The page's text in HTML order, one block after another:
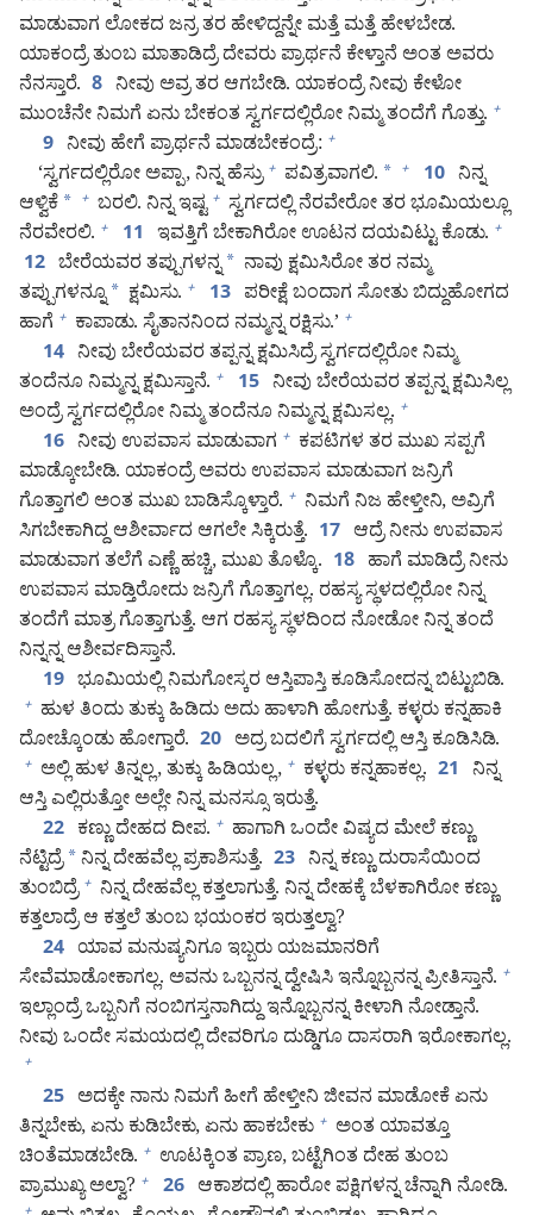
ಮಾಡುವಾಗ ಲೋಕದ ಜನ್ರ ತರ ಹೇಳಿದ್ದನ್ನೇ ಮತ್ತೆ ಮತ್ತೆ ಹೇಳಬೇಡ.
ಯಾಕಂದ್ರೆ ತುಂಬ ಮಾತಾಡಿದ್ರೆ ದೇವರು ಪ್ರಾರ್ಥನೆ ಕೇಳ್ತಾನೆ ಅಂತ ಅವರು
ನೆನಸ್ತಾರೆ. 8 ನೀವು ಅವ್ರ ತರ ಆಗಬೇಡಿ. ಯಾಕಂದ್ರೆ ನೀವು ಕೇಳೋ
ಮುಂಚೆನೇ ನಿಮಗೆ ಏನು ಬೇಕಂತ ಸ್ವರ್ಗದಲ್ಲಿರೋ ನಿಮ್ಮ ತಂದೆಗೆ ಗೊತ್ತು. +
9 ನೀವು ಹೇಗೆ ಪ್ರಾರ್ಥನೆ ಮಾಡಬೇಕಂದ್ರೆ: +
‘ಸ್ವರ್ಗದಲ್ಲಿರೋ ಅಪ್ಪಾ, ನಿನ್ನ ಹೆಸ್ರು + ಪವಿತ್ರವಾಗಲಿ. * + 10 ನಿನ್ನ
ಆಳ್ವಿಕೆ * + ಬರಲಿ. ನಿನ್ನ ಇಷ್ಟ + ಸ್ವರ್ಗದಲ್ಲಿ ನೆರವೇರೋ ತರ ಭೂಮಿಯಲ್ಲೂ
ನೆರವೇರಲಿ. + 11 ಇವತ್ತಿಗೆ ಬೇಕಾಗಿರೋ ಊಟನ ದಯವಿಟ್ಟು ಕೊಡು. +
12 ಬೇರೆಯವರ ತಪ್ಪುಗಳನ್ನ * ನಾವು ಕ್ಷಮಿಸಿರೋ ತರ ನಮ್ಮ
ತಪ್ಪುಗಳನ್ನೂ * ಕ್ಷಮಿಸು. + 13 ಪರೀಕ್ಷೆ ಬಂದಾಗ ಸೋತು ಬಿದ್ದುಹೋಗದ
ಹಾಗೆ + ಕಾಪಾಡು. ಸೈತಾನನಿಂದ ನಮ್ಮನ್ನ ರಕ್ಷಿಸು.’ +
14 ನೀವು ಬೇರೆಯವರ ತಪ್ಪನ್ನ ಕ್ಷಮಿಸಿದ್ರೆ ಸ್ವರ್ಗದಲ್ಲಿರೋ ನಿಮ್ಮ
ತಂದೆನೂ ನಿಮ್ಮನ್ನ ಕ್ಷಮಿಸ್ತಾನೆ. + 15 ನೀವು ಬೇರೆಯವರ ತಪ್ಪನ್ನ ಕ್ಷಮಿಸಿಲ್ಲ
ಅಂದ್ರೆ ಸ್ವರ್ಗದಲ್ಲಿರೋ ನಿಮ್ಮ ತಂದೆನೂ ನಿಮ್ಮನ್ನ ಕ್ಷಮಿಸಲ್ಲ. +
16 ನೀವು ಉಪವಾಸ ಮಾಡುವಾಗ + ಕಪಟಿಗಳ ತರ ಮುಖ ಸಪ್ಪಗೆ
ಮಾಡ್ಕೋಬೇಡಿ. ಯಾಕಂದ್ರೆ ಅವರು ಉಪವಾಸ ಮಾಡುವಾಗ ಜನ್ರಿಗೆ
ಗೊತ್ತಾಗಲಿ ಅಂತ ಮುಖ ಬಾಡಿಸ್ಕೊಳ್ತಾರೆ. + ನಿಮಗೆ ನಿಜ ಹೇಳ್ತೀನಿ, ಅವ್ರಿಗೆ
ಸಿಗಬೇಕಾಗಿದ್ದ ಆಶೀರ್ವಾದ ಆಗಲೇ ಸಿಕ್ಕಿರುತ್ತೆ. 17 ಆದ್ರೆ ನೀನು ಉಪವಾಸ
ಮಾಡುವಾಗ ತಲೆಗೆ ಎಣ್ಣೆ ಹಚ್ಚಿ, ಮುಖ ತೊಳ್ಕೊ. 18 ಹಾಗೆ ಮಾಡಿದ್ರೆ ನೀನು
ಉಪವಾಸ ಮಾಡ್ತಿರೋದು ಜನ್ರಿಗೆ ಗೊತ್ತಾಗಲ್ಲ. ರಹಸ್ಯ ಸ್ಥಳದಲ್ಲಿರೋ ನಿನ್ನ
ತಂದೆಗೆ ಮಾತ್ರ ಗೊತ್ತಾಗುತ್ತೆ. ಆಗ ರಹಸ್ಯ ಸ್ಥಳದಿಂದ ನೋಡೋ ನಿನ್ನ ತಂದೆ
ನಿನ್ನನ್ನ ಆಶೀರ್ವದಿಸ್ತಾನೆ.
19 ಭೂಮಿಯಲ್ಲಿ ನಿಮಗೋಸ್ಕರ ಆಸ್ತಿಪಾಸ್ತಿ ಕೂಡಿಸೋದನ್ನ ಬಿಟ್ಟುಬಿಡಿ.
+ ಹುಳ ತಿಂದು ತುಕ್ಕು ಹಿಡಿದು ಅದು ಹಾಳಾಗಿ ಹೋಗುತ್ತೆ. ಕಳ್ಳರು ಕನ್ನಹಾಕಿ
ದೋಚ್ಕೊಂಡು ಹೋಗ್ತಾರೆ. 20 ಅದ್ರ ಬದಲಿಗೆ ಸ್ವರ್ಗದಲ್ಲಿ ಆಸ್ತಿ ಕೂಡಿಸಿಡಿ.
+ ಅಲ್ಲಿ ಹುಳ ತಿನ್ನಲ್ಲ, ತುಕ್ಕು ಹಿಡಿಯಲ್ಲ, + ಕಳ್ಳರು ಕನ್ನಹಾಕಲ್ಲ. 21 ನಿನ್ನ
ಆಸ್ತಿ ಎಲ್ಲಿರುತ್ತೋ ಅಲ್ಲೇ ನಿನ್ನ ಮನಸ್ಸೂ ಇರುತ್ತೆ.
22 ಕಣ್ಣು ದೇಹದ ದೀಪ. + ಹಾಗಾಗಿ ಒಂದೇ ವಿಷ್ಯದ ಮೇಲೆ ಕಣ್ಣು
ನೆಟ್ಟಿದ್ರೆ *ನಿನ್ನ ದೇಹವೆಲ್ಲ ಪ್ರಕಾಶಿಸುತ್ತೆ. 23 ನಿನ್ನ ಕಣ್ಣು ದುರಾಸೆಯಿಂದ
ತುಂಬಿದ್ರೆ + ನಿನ್ನ ದೇಹವೆಲ್ಲ ಕತ್ತಲಾಗುತ್ತೆ. ನಿನ್ನ ದೇಹಕ್ಕೆ ಬೆಳಕಾಗಿರೋ ಕಣ್ಣು
ಕತ್ತಲಾದ್ರೆ ಆ ಕತ್ತಲೆ ತುಂಬ ಭಯಂಕರ ಇರುತ್ತಲ್ವಾ?
24 ಯಾವ ಮನುಷ್ಯನಿಗೂ ಇಬ್ಬರು ಯಜಮಾನರಿಗೆ
ಸೇವೆಮಾಡೋಕಾಗಲ್ಲ. ಅವನು ಒಬ್ಬನನ್ನ ದ್ವೇಷಿಸಿ ಇನ್ನೊಬ್ಬನನ್ನ ಪ್ರೀತಿಸ್ತಾನೆ. +
ಇಲ್ಲಾಂದ್ರೆ ಒಬ್ಬನಿಗೆ ನಂಬಿಗಸ್ತನಾಗಿದ್ದು ಇನ್ನೊಬ್ಬನನ್ನ ಕೀಳಾಗಿ ನೋಡ್ತಾನೆ.
ನೀವು ಒಂದೇ ಸಮಯದಲ್ಲಿ ದೇವರಿಗೂ ದುಡ್ಡಿಗೂ ದಾಸರಾಗಿ ಇರೋಕಾಗಲ್ಲ.
+
25 ಅದಕ್ಕೇ ನಾನು ನಿಮಗೆ ಹೀಗೆ ಹೇಳ್ತೀನಿ ಜೀವನ ಮಾಡೋಕೆ ಏನು
ತಿನ್ನಬೇಕು, ಏನು ಕುಡಿಬೇಕು, ಏನು ಹಾಕಬೇಕು + ಅಂತ ಯಾವತ್ತೂ
ಚಿಂತೆಮಾಡಬೇಡಿ. + ಊಟಕ್ಕಿಂತ ಪ್ರಾಣ, ಬಟ್ಟೆಗಿಂತ ದೇಹ ತುಂಬ
ಪ್ರಾಮುಖ್ಯ ಅಲ್ವಾ? + 26 ಆಕಾಶದಲ್ಲಿ ಹಾರೋ ಪಕ್ಷಿಗಳನ್ನ ಚೆನ್ನಾಗಿ ನೋಡಿ.